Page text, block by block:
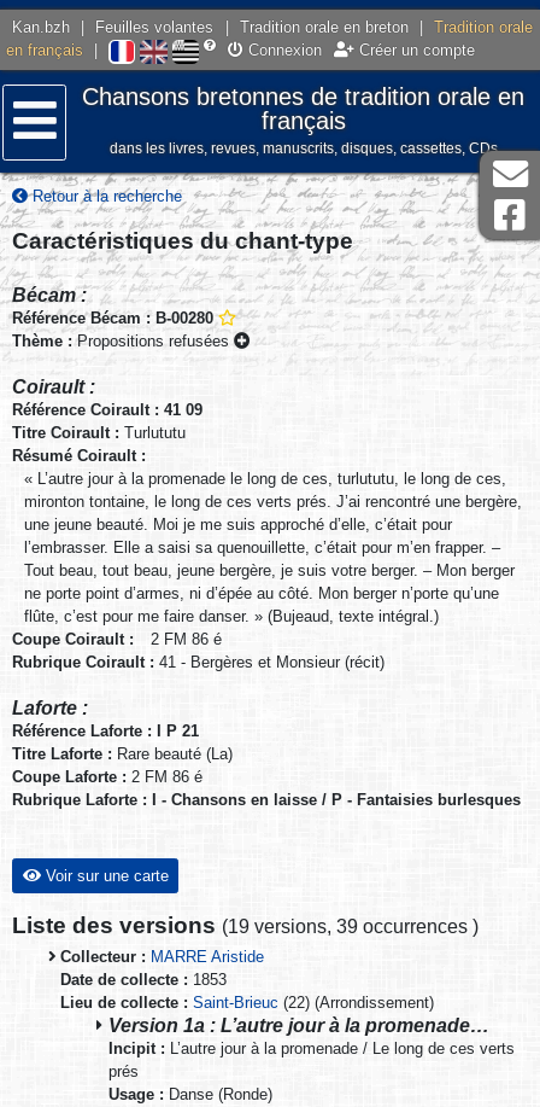
Kan.bzh Feuilles volantes Tradition orale en breton
Tradition orale
en français
Connexion Créer un compte
Menu
Chansons bretonnes de tradition orale en
français
dans les livres, revues, manuscrits, disques, cassettes, CDs
Retour à la recherche
Caractéristiques du chant-type
Bécam :
Référence Bécam : B-00280
Thème : Propositions refusées
Coirault :
Référence Coirault : 41 09
Titre Coirault : Turlututu
Résumé Coirault :
« L’autre jour à la promenade le long de ces, turlututu, le long de ces,
mironton tontaine, le long de ces verts prés. J’ai rencontré une bergère,
une jeune beauté. Moi je me suis approché d’elle, c’était pour
l’embrasser. Elle a saisi sa quenouillette, c’était pour m’en frapper. –
Tout beau, tout beau, jeune bergère, je suis votre berger. – Mon berger
ne porte point d’armes, ni d’épée au côté. Mon berger n’porte qu’une
flûte, c’est pour me faire danser. » (Bujeaud, texte intégral.)
Coupe Coirault :
2 FM 86 é
Rubrique Coirault : 41 - Bergères et Monsieur (récit)
Laforte :
Référence Laforte : I P 21
Titre Laforte : Rare beauté (La)
Coupe Laforte : 2 FM 86 é
Rubrique Laforte : I - Chansons en laisse / P - Fantaisies burlesques
Voir sur une carte
Liste des versions (19 versions, 39 occurrences )
Collecteur : MARRE Aristide
Date de collecte : 1853
Lieu de collecte : Saint-Brieuc (22) (Arrondissement)
Version 1a : L’autre jour à la promenade…
Incipit : L’autre jour à la promenade / Le long de ces verts
prés
Usage : Danse (Ronde)